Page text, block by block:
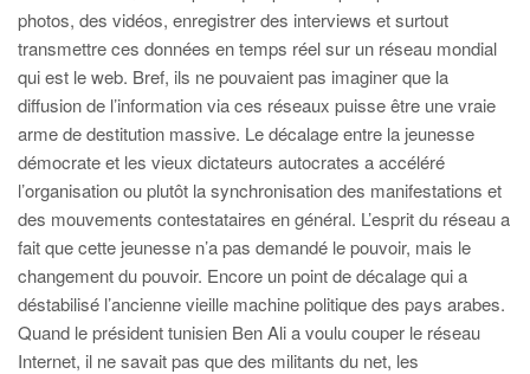
photos, des vidéos, enregistrer des interviews et surtout
transmettre ces données en temps réel sur un réseau mondial
qui est le web. Bref, ils ne pouvaient pas imaginer que la
diffusion de l’information via ces réseaux puisse être une vraie
arme de destitution massive. Le décalage entre la jeunesse
démocrate et les vieux dictateurs autocrates a accéléré
l’organisation ou plutôt la synchronisation des manifestations et
des mouvements contestataires en général. L’esprit du réseau a
fait que cette jeunesse n’a pas demandé le pouvoir, mais le
changement du pouvoir. Encore un point de décalage qui a
déstabilisé l’ancienne vieille machine politique des pays arabes.
Quand le président tunisien Ben Ali a voulu couper le réseau
Internet, il ne savait pas que des militants du net, les